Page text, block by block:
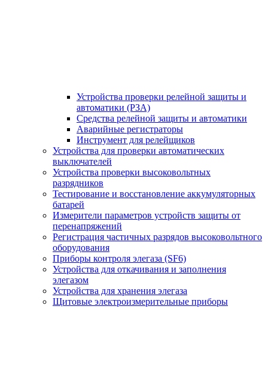
Устройства проверки релейной защиты и
автоматики (РЗА)
Средства релейной защиты и автоматики
Аварийные регистраторы
Инструмент для релейщиков
Устройства для проверки автоматических
выключателей
Устройства проверки высоковольтных
разрядников
Тестирование и восстановление аккумуляторных
батарей
Измерители параметров устройств защиты от
перенапряжений
Регистрация частичных разрядов высоковольтного
оборудования
Приборы контроля элегаза (SF6)
Устройства для откачивания и заполнения
элегазом
Устройства для хранения элегаза
Щитовые электроизмерительные приборы